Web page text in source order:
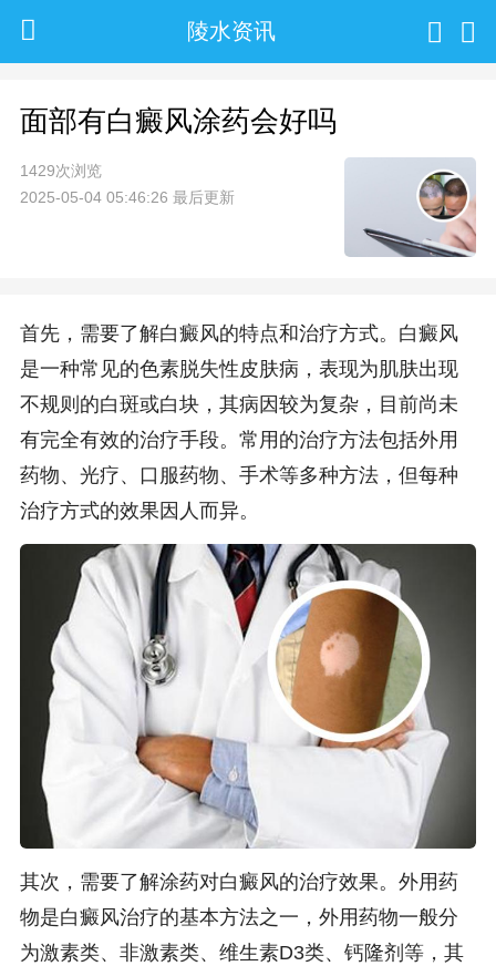
陵水资讯
面部有白癜风涂药会好吗
1429次浏览
2025-05-04 05:46:26 最后更新
首先，需要了解白癜风的特点和治疗方式。白癜风
是一种常见的色素脱失性皮肤病，表现为肌肤出现
不规则的白斑或白块，其病因较为复杂，目前尚未
有完全有效的治疗手段。常用的治疗方法包括外用
药物、光疗、口服药物、手术等多种方法，但每种
治疗方式的效果因人而异。
其次，需要了解涂药对白癜风的治疗效果。外用药
物是白癜风治疗的基本方法之一，外用药物一般分
为激素类、非激素类、维生素D3类、钙隆剂等，其